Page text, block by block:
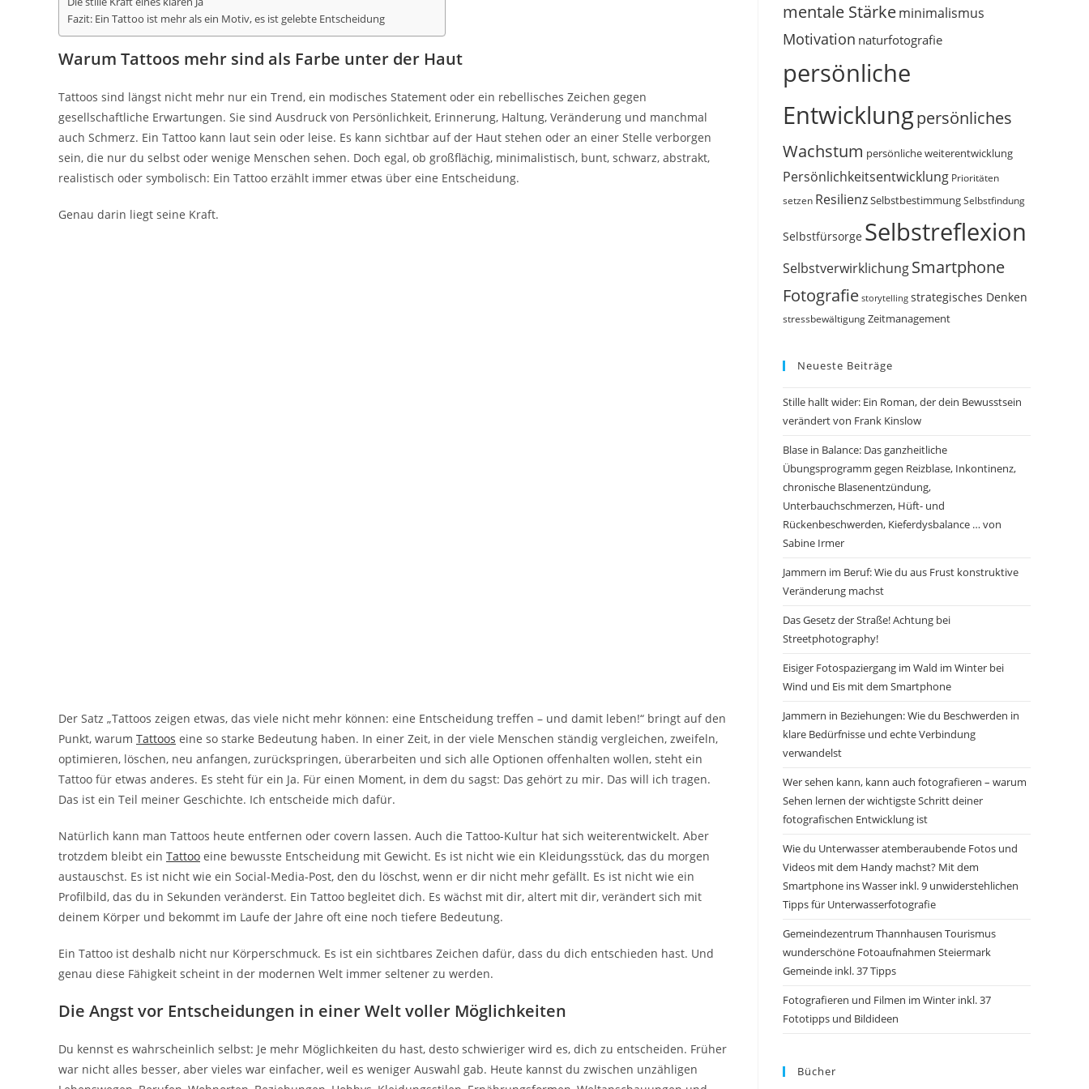
Fazit: Ein Tattoo ist mehr als ein Motiv, es ist gelebte Entscheidung
Warum Tattoos mehr sind als Farbe unter der Haut
Tattoos sind längst nicht mehr nur ein Trend, ein modisches Statement oder ein rebellisches Zeichen gegen
gesellschaftliche Erwartungen. Sie sind Ausdruck von Persönlichkeit, Erinnerung, Haltung, Veränderung und manchmal
auch Schmerz. Ein Tattoo kann laut sein oder leise. Es kann sichtbar auf der Haut stehen oder an einer Stelle verborgen
sein, die nur du selbst oder wenige Menschen sehen. Doch egal, ob großflächig, minimalistisch, bunt, schwarz, abstrakt,
realistisch oder symbolisch: Ein Tattoo erzählt immer etwas über eine Entscheidung.
Genau darin liegt seine Kraft.
Der Satz „Tattoos zeigen etwas, das viele nicht mehr können: eine Entscheidung treffen – und damit leben!“ bringt auf den
Punkt, warum Tattoos eine so starke Bedeutung haben. In einer Zeit, in der viele Menschen ständig vergleichen, zweifeln,
optimieren, löschen, neu anfangen, zurückspringen, überarbeiten und sich alle Optionen offenhalten wollen, steht ein
Tattoo für etwas anderes. Es steht für ein Ja. Für einen Moment, in dem du sagst: Das gehört zu mir. Das will ich tragen.
Das ist ein Teil meiner Geschichte. Ich entscheide mich dafür.
Natürlich kann man Tattoos heute entfernen oder covern lassen. Auch die Tattoo-Kultur hat sich weiterentwickelt. Aber
trotzdem bleibt ein Tattoo eine bewusste Entscheidung mit Gewicht. Es ist nicht wie ein Kleidungsstück, das du morgen
austauschst. Es ist nicht wie ein Social-Media-Post, den du löschst, wenn er dir nicht mehr gefällt. Es ist nicht wie ein
Profilbild, das du in Sekunden veränderst. Ein Tattoo begleitet dich. Es wächst mit dir, altert mit dir, verändert sich mit
deinem Körper und bekommt im Laufe der Jahre oft eine noch tiefere Bedeutung.
Ein Tattoo ist deshalb nicht nur Körperschmuck. Es ist ein sichtbares Zeichen dafür, dass du dich entschieden hast. Und
genau diese Fähigkeit scheint in der modernen Welt immer seltener zu werden.
Die Angst vor Entscheidungen in einer Welt voller Möglichkeiten
Du kennst es wahrscheinlich selbst: Je mehr Möglichkeiten du hast, desto schwieriger wird es, dich zu entscheiden. Früher
war nicht alles besser, aber vieles war einfacher, weil es weniger Auswahl gab. Heute kannst du zwischen unzähligen
mentale Stärkeminimalismus
Motivation naturfotografie
persönliche
Entwicklungpersönliches
Wachstum persönliche weiterentwicklung
Persönlichkeitsentwicklung Prioritäten
setzen ResilienzSelbstbestimmungSelbstfindung
Selbstfürsorge Selbstreflexion
SelbstverwirklichungSmartphone
Fotografie storytelling strategisches Denken
stressbewältigung Zeitmanagement
Neueste Beiträge
Stille hallt wider: Ein Roman, der dein Bewusstsein
verändert von Frank Kinslow
Blase in Balance: Das ganzheitliche
Übungsprogramm gegen Reizblase, Inkontinenz,
chronische Blasenentzündung,
Unterbauchschmerzen, Hüft- und
Rückenbeschwerden, Kieferdysbalance … von
Sabine Irmer
Jammern im Beruf: Wie du aus Frust konstruktive
Veränderung machst
Das Gesetz der Straße! Achtung bei
Streetphotography!
Eisiger Fotospaziergang im Wald im Winter bei
Wind und Eis mit dem Smartphone
Jammern in Beziehungen: Wie du Beschwerden in
klare Bedürfnisse und echte Verbindung
verwandelst
Wer sehen kann, kann auch fotografieren – warum
Sehen lernen der wichtigste Schritt deiner
fotografischen Entwicklung ist
Wie du Unterwasser atemberaubende Fotos und
Videos mit dem Handy machst? Mit dem
Smartphone ins Wasser inkl. 9 unwiderstehlichen
Tipps für Unterwasserfotografie
Gemeindezentrum Thannhausen Tourismus
wunderschöne Fotoaufnahmen Steiermark
Gemeinde inkl. 37 Tipps
Fotografieren und Filmen im Winter inkl. 37
Fototipps und Bildideen
Bücher